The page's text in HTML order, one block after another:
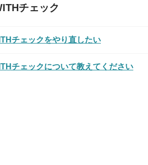
チェック
チェックをやり直したい
チェックについて教えてください